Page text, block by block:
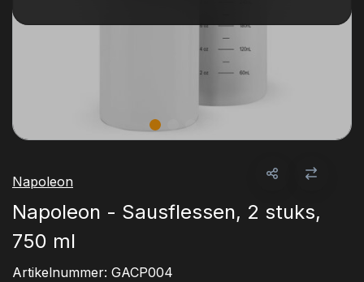
Napoleon
Napoleon - Sausflessen, 2 stuks,
750 ml
Artikelnummer: GACP004